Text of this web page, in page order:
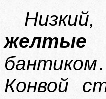
желтые
бантиком
Конвой